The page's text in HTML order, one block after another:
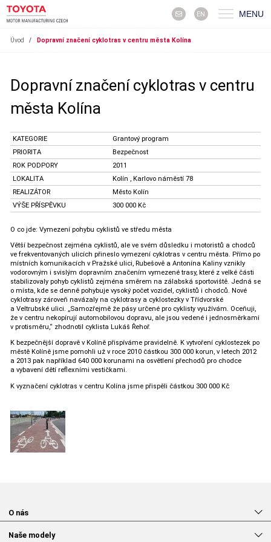
EN MENU
Úvod / Dopravní značení cyklotras v centru města Kolína
Dopravní značení cyklotras v centru
města Kolína
KATEGORIE
Grantový program
PRIORITA
Bezpečnost
ROK PODPORY
2011
LOKALITA
Kolín , Karlovo náměstí 78
REALIZÁTOR
Město Kolín
VÝŠE PŘÍSPĚVKU
300 000 Kč
O co jde: Vymezení pohybu cyklistů ve středu města
Větší bezpečnost zejména cyklistů, ale ve svém důsledku i motoristů a chodců
ve frekventovaných ulicích přineslo vymezení cyklotras v centru města. Přímo po
místních komunikacích v Pražské ulici, Rubešově a Antonína Kaliny vznikly
vodorovným i svislým dopravním značením vymezené trasy, které z velké části
stabilizovaly pohyb cyklistů zejména směrem na zálabská sportoviště. Jedná se
o místa, kde se denně pohybuje vysoký počet vozidel, cyklistů i chodců. Nové
cyklotrasy zároveň navázaly na cyklotrasy a cyklostezky v Třídvorské
a Veltrubské ulici. „Samozřejmě že pásy určené pro cyklisty využívám. Oceňuji,
že v centru nekopírují automobilovou dopravu, ale jsou vedené i jednosměrkami
v protisměru,“ zhodnotil cyklista Lukáš Řehoř.
K bezpečnější dopravě v Kolíně přispíváme pravidelně. K vytvoření cyklostezek po
městě Kolíně jsme pomohli už v roce 2010 částkou 300 000 korun, v letech 2012
a 2013 pak například 640 000 korunami na osvětlení přechodů pro chodce
a vybavení dětí reflexními vestičkami.
K vyznačení cyklotras v centru Kolína jsme přispěli částkou 300 000 Kč
O nás
Naše modely